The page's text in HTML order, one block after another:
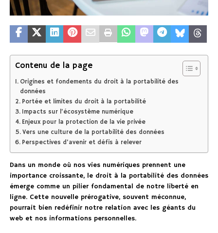
Contenu de la page
Origines et fondements du droit à la portabilité des
données
Portée et limites du droit à la portabilité
Impacts sur l’écosystème numérique
Enjeux pour la protection de la vie privée
Vers une culture de la portabilité des données
Perspectives d’avenir et défis à relever
Dans un monde où nos vies numériques prennent une
importance croissante, le droit à la portabilité des données
émerge comme un pilier fondamental de notre liberté en
ligne. Cette nouvelle prérogative, souvent méconnue,
pourrait bien redéfinir notre relation avec les géants du
web et nos informations personnelles.